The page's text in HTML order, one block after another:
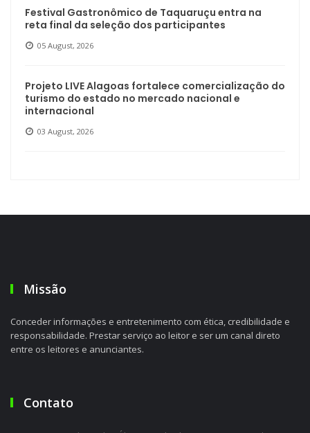
Festival Gastronômico de Taquaruçu entra na
reta final da seleção dos participantes
05 August, 2026
Projeto LIVE Alagoas fortalece comercialização do
turismo do estado no mercado nacional e
internacional
03 August, 2026
Missão
Conceder informações e entretenimento com ética, credibilidade e
responsabilidade. Prestar serviço ao leitor e ser um canal direto
entre os leitores e anunciantes.
Contato